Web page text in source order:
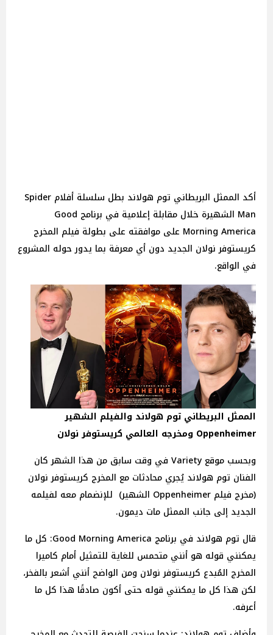
أكد الممثل البريطاني توم هولاند بطل سلسلة أفلام Spider
Man الشهيرة خلال مقابلة إعلامية في برنامج Good
Morning America على موافقته على بطولة فيلم المخرج
كريستوفر نولان الجديد دون أي معرفة بما يدور حوله المشروع
في الواقع.
الممثل البريطاني توم هولاند والفيلم الشهير
Oppenheimer ومخرجه العالمي كريستوفر نولان
وبحسب موقع Variety في وقت سابق من هذا الشهر كان
الفنان توم هولاند يُجري محادثات مع المخرج كريستوفر نولان
(مخرج فيلم Oppenheimer الشهير) للإنضمام معه لفيلمه
الجديد إلى جانب الممثل مات ديمون.
قال توم هولاند في برنامج Good Morning America: كل ما
يمكنني قوله هو أنني متحمس للغاية للتمثيل أمام كاميرا
المخرج المُبدع كريستوفر نولان ومن الواضح أنني أشعر بالفخر،
لكن هذا كل ما يمكنني قوله حتى أكون صادقًا هذا كل ما
أعرفه.